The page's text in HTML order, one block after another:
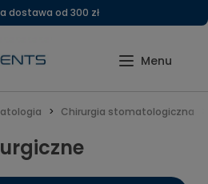
dostawa od 300 zł
Chirurgia stomatologiczna